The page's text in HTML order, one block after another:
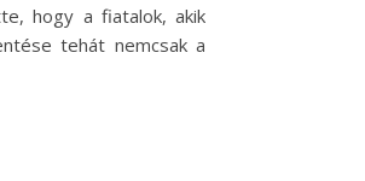
hogy a fiatalok, akik
tehát nemcsak a